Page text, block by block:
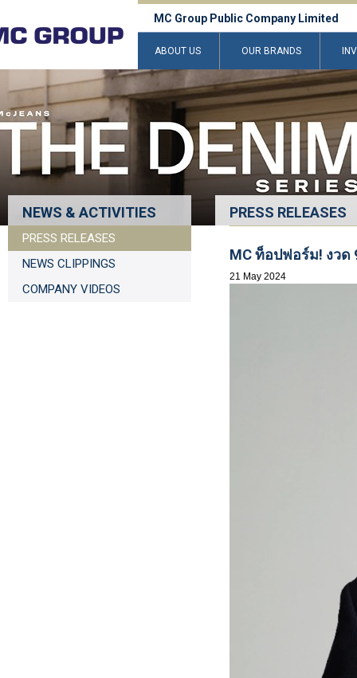
MC Group Public Company Limited
ABOUT US OUR BRANDS
NEWS & ACTIVITIES
PRESS RELEASES
NEWS CLIPPINGS
COMPANY VIDEOS
PRESS RELEASES
MC ท็อปฟอร์ม! งวด
21 May 2024